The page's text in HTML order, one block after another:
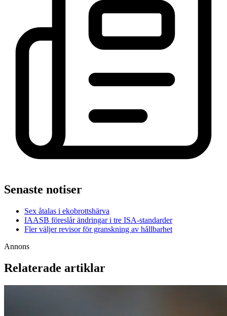
Senaste notiser
Sex åtalas i ekobrottshärva
IAASB föreslår ändringar i tre ISA-standarder
Fler väljer revisor för granskning av hållbarhet
Annons
Relaterade artiklar